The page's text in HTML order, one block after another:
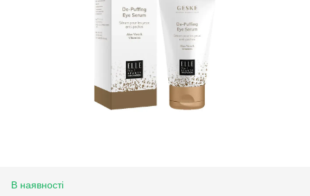
В наявності